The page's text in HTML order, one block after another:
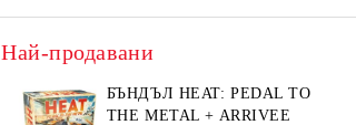
Най-продавани
БЪНДЪЛ HEAT: PEDAL TO
THE METAL + ARRIVEE